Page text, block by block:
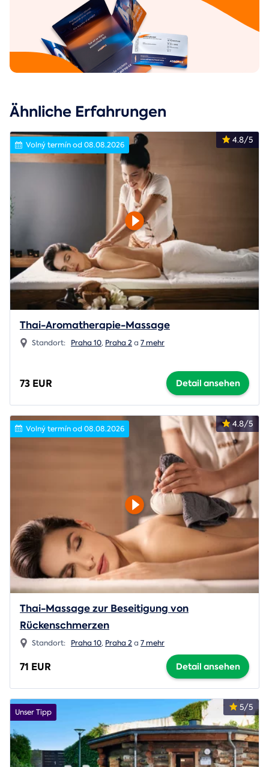
Ähnliche Erfahrungen
4.8/5
Volný termín od 08.08.2026
Thai-Aromatherapie-Massage
Standort: Praha 10, Praha 2 a 7 mehr
73 EUR Detail ansehen
4.8/5
Volný termín od 08.08.2026
Thai-Massage zur Beseitigung von
Rückenschmerzen
Standort: Praha 10, Praha 2 a 7 mehr
71 EUR Detail ansehen
5/5
Unser Tipp